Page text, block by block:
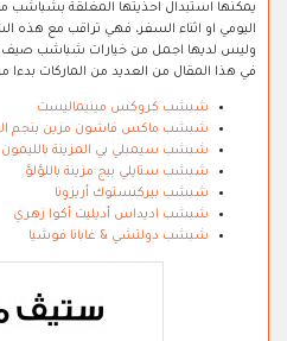
يمكنها استبدال احذيتها المغلقة بشباشب
اليومي او اثناء السفر، فهي تراقب مع هذه
في هذا المقال من العديد من الماركات بدءا
شبشب كروكس مينيماليست
شبشب ماكس فاشون مزين بنجم
شبشب سيمبلي بي المزينة
شبشب ستايلي بيج مزينة باللؤلؤ
شبشب بيركنستوك أريزونا
شبشب اديداس أديليت أكوا زهري
شبشب دولتشي & غابانا فوشيا